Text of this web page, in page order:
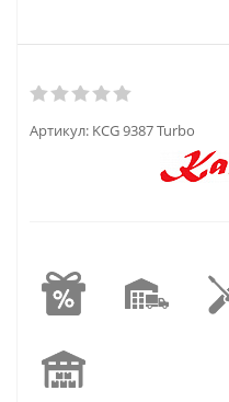
Артикул: KCG 9387 Turbo